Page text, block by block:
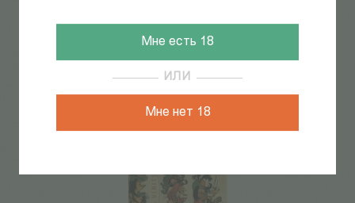
Мне есть 18
ИЛИ
Мне нет 18
Термена